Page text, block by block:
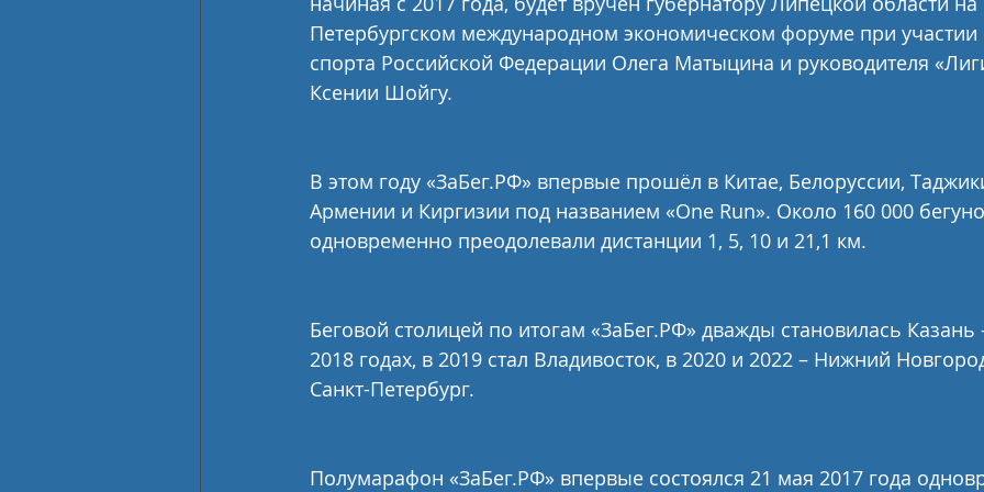
Петербургском международном экономическом форуме при
спорта Российской Федерации Олега Матыцина и руководителя
Ксении Шойгу.
В этом году «ЗаБег.РФ» впервые прошёл в Китае, Белоруссии,
Армении и Киргизии под названием «One Run». Около 160 000
одновременно преодолевали дистанции 1, 5, 10 и 21,1 км.
Беговой столицей по итогам «ЗаБег.РФ» дважды становилась
2018 годах, в 2019 стал Владивосток, в 2020 и 2022 – Нижний
Санкт-Петербург.
Полумарафон «ЗаБег.РФ» впервые состоялся 21 мая 2017 года